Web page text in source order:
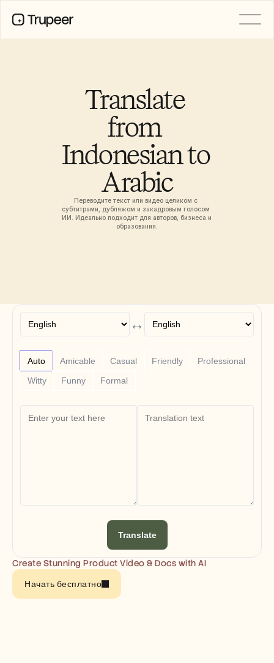
Translate
from
Indonesian to
Arabic
Переводите текст или видео целиком с
субтитрами, дубляжом и закадровым голосом
ИИ. Идеально подходит для авторов, бизнеса и
образования.
Create Stunning Product Video & Docs with AI
Начать бесплатно
↔
Auto Amicable Casual Friendly
Professional
Witty
Funny Formal
Translate
Careers
Shared Pages
AI Screen Recording
Лидеры перемен в сфере ИИ
Партнерская программа
ВАРИАНТЫ ИСПОЛЬЗОВАНИЯ
Управление изменениями
Предпродажи
Маркетинг продуктов
Успех клиентов
See more